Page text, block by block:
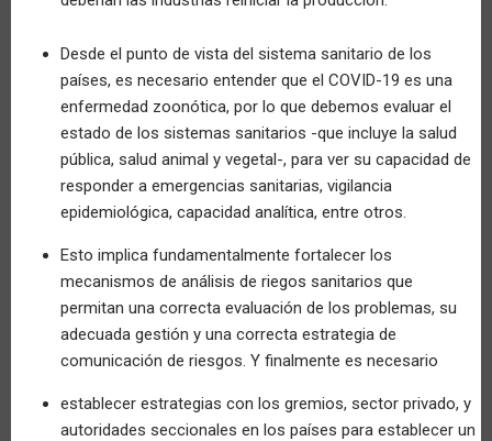
Desde el punto de vista del sistema sanitario de los
países, es necesario entender que el COVID-19 es una
enfermedad zoonótica, por lo que debemos evaluar el
estado de los sistemas sanitarios -que incluye la salud
pública, salud animal y vegetal-, para ver su capacidad de
responder a emergencias sanitarias, vigilancia
epidemiológica, capacidad analítica, entre otros.
Esto implica fundamentalmente fortalecer los
mecanismos de análisis de riegos sanitarios que
permitan una correcta evaluación de los problemas, su
adecuada gestión y una correcta estrategia de
comunicación de riesgos. Y finalmente es necesario
establecer estrategias con los gremios, sector privado, y
autoridades seccionales en los países para establecer un